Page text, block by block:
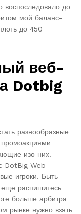
воспоследовало до
мой баланс-
до 450
веб-
Dotbig
разнообразные
изо них.
DotBig Web
игроки. Быть
распишитесь
больше арбитра
рынке нужно взять